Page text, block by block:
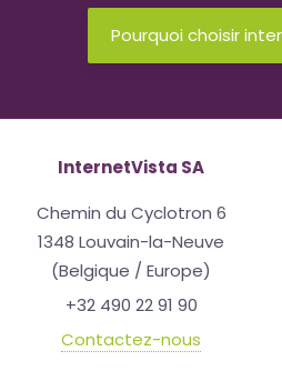
Pourquoi choisir
InternetVista SA
Chemin du Cyclotron 6
1348 Louvain-la-Neuve
(Belgique / Europe)
+32 490 22 91 90
Contactez-nous